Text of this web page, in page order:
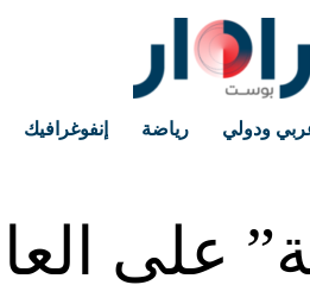
ودولي رياضة إنفوغرافيك
على